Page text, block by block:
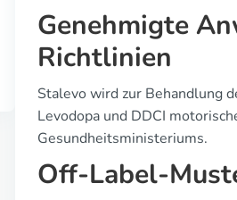
Genehmigte
Richtlinien
Stalevo wird zur Behandlung
Levodopa und DDCI
Gesundheitsministeriums.
Off-Label-